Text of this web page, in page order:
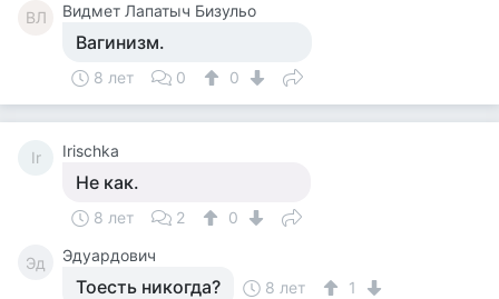
ВЛ Видмет Лапатыч Бизульо
Вагинизм.
8 лет 0 0
Ir Irischka
Не как.
8 лет 2 0
Эд Эдуардович
Тоесть никогда? 8 лет 1